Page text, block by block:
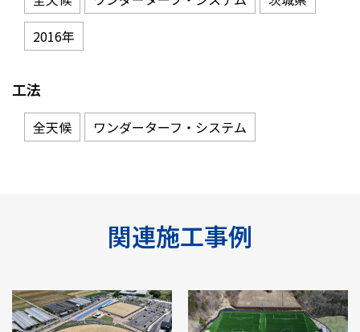
2016年
工法
全天候 ワンダーターフ・システム
関連施工事例